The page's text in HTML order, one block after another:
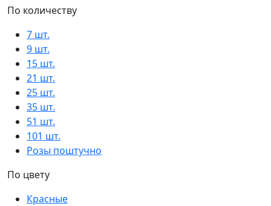
По количеству
7 шт.
9 шт.
15 шт.
21 шт.
25 шт.
35 шт.
51 шт.
101 шт.
Розы поштучно
По цвету
Красные